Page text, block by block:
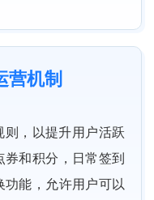
营机制
则，以提升用户活跃
和积分，日常签到
能，允许用户可以